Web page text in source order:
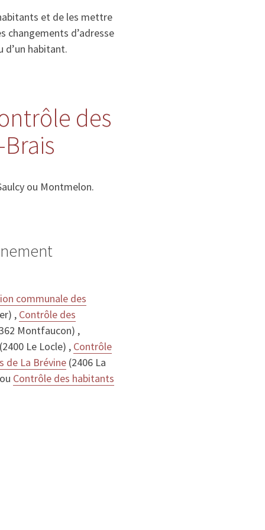
et de les mettre
changements d’adresse
d’un habitant.
des
ou Montmelon.
communale des
, Contrôle des
Montfaucon) ,
Le Locle) , Contrôle
de La Brévine (2406 La
Contrôle des habitants